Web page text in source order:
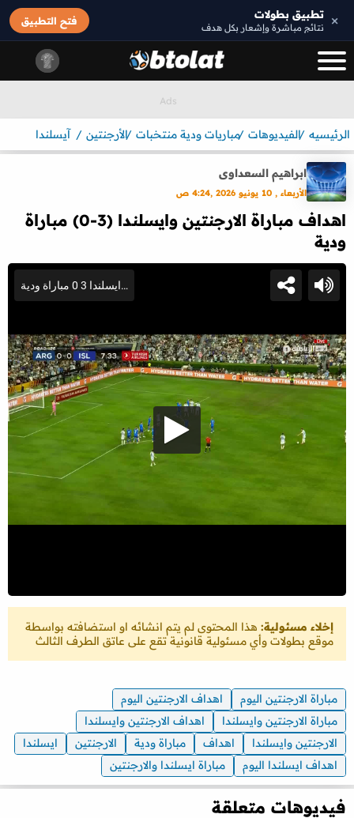
× تطبيق بطولات
نتائج مباشرة وإشعار بكل هدف
فتح التطبيق
الرئيسيه الفيديوهات مباريات ودية منتخبات الأرجنتين آيسلندا
ابراهيم السعداوى
الأربعاء , 10 يونيو 2026 ,4:24 ص
اهداف مباراة الارجنتين وايسلندا (3-0) مباراة
ودية
إخلاء مسئولية: هذا المحتوى لم يتم انشائه او استضافته بواسطة
موقع بطولات وأي مسئولية قانونية تقع على عاتق الطرف الثالث
مباراة الارجنتين اليوم
اهداف الارجنتين اليوم
مباراة الارجنتين وايسلندا
اهداف الارجنتين وايسلندا
الارجنتين وايسلندا
اهداف مباراة ودية الارجنتين
ايسلندا
اهداف ايسلندا اليوم
مباراة ايسلندا والارجنتين
فيديوهات متعلقة